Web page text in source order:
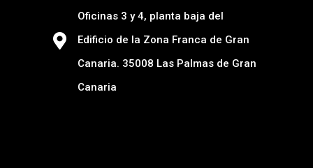
Oficinas 3 y 4, planta baja del
Edificio de la Zona Franca de Gran
Canaria. 35008 Las Palmas de Gran
Canaria